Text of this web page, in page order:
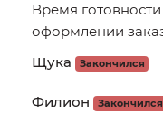
Время
оформлении
Щука
Закончился
Филион Закончился